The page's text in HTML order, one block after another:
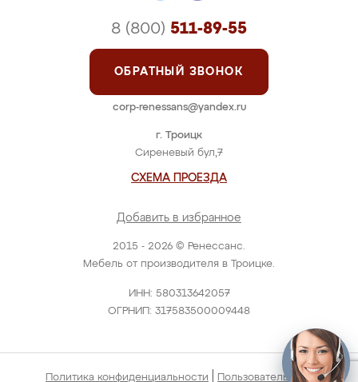
2015 - 2026 © Ренессанс.
Мебель от производителя в Троицке.
ИНН: 580313642057
ОГРНИП: 317583500009448
г. Троицк
Сиреневый бул,7
СХЕМА ПРОЕЗДА
Добавить в избранное
8 (800) 511-89-55
ОБРАТНЫЙ ЗВОНОК
corp-renessans@yandex.ru
Политика конфиденциальности Пользовательское